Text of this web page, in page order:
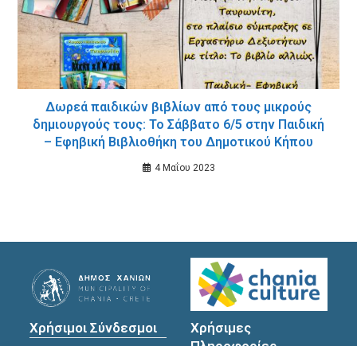
Δωρεά παιδικών βιβλίων από τους μικρούς
δημιουργούς τους: Το Σάββατο 6/5 στην Παιδική
– Εφηβική Βιβλιοθήκη του Δημοτικού Κήπου
4 Μαΐου 2023
Χρήσιμοι Σύνδεσμοι
Χρήσιμες